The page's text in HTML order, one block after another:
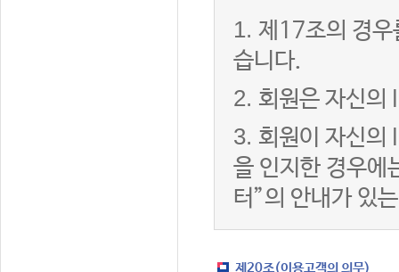
1. 제17조의 경우
습니다.
2. 회원은 자신의
3. 회원이 자신의
을 인지한 경우에
터”의 안내가 있
제20조(이용고객의 의무)